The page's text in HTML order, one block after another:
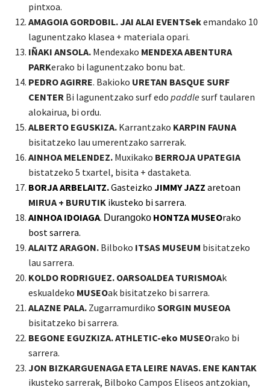
pintxoa.
AMAGOIA GORDOBIL. JAI ALAI EVENTSekemandako 10
lagunentzako klasea + materiala opari.
IÑAKI ANSOLA. Mendexako MENDEXA ABENTURA
PARKerako bi lagunentzako bonu bat.
PEDRO AGIRRE. Bakioko URETAN BASQUE SURF
CENTER Bi lagunentzako surf edo paddle surf taularen
alokairua, bi ordu.
ALBERTO EGUSKIZA. Karrantzako KARPIN FAUNA
bisitatzeko lau umerentzako sarrerak.
AINHOA MELENDEZ. Muxikako BERROJA UPATEGIA
bistatzeko 5 txartel, bisita + dastaketa.
BORJA ARBELAITZ.Gasteizko JIMMY JAZZ aretoan
MIRUA + BURUTIK ikusteko bisarrera.
AINHOA IDOIAGA. Durangoko HONTZA MUSEOrako
bostsarrera.
ALAITZ ARAGON. Bilboko ITSAS MUSEUM bisitatzeko
lau sarrera.
KOLDO RODRIGUEZ. OARSOALDEA TURISMOAk
eskualdeko MUSEOak bisitatzeko bi sarrera.
ALAZNE PALA. Zugarramurdiko SORGIN MUSEOA
bisitatzeko bi sarrera.
BEGONE EGUZKIZA. ATHLETIC-eko MUSEOrako bi
sarrera.
JON BIZKARGUENAGA ETA LEIRE NAVAS. ENE KANTAK
ikusteko sarrerak, Bilboko Campos Eliseos antzokian,